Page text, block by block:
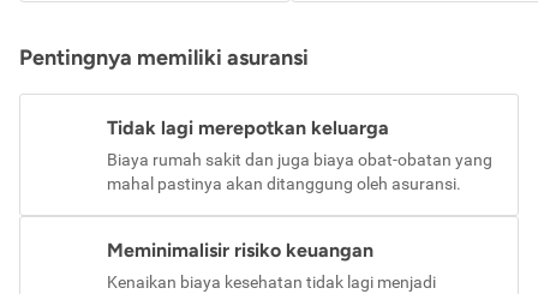
Pentingnya memiliki asuransi
Tidak lagi merepotkan keluarga
Biaya rumah sakit dan juga biaya obat-obatan yang
mahal pastinya akan ditanggung oleh asuransi.
Meminimalisir risiko keuangan
Kenaikan biaya kesehatan tidak lagi menjadi